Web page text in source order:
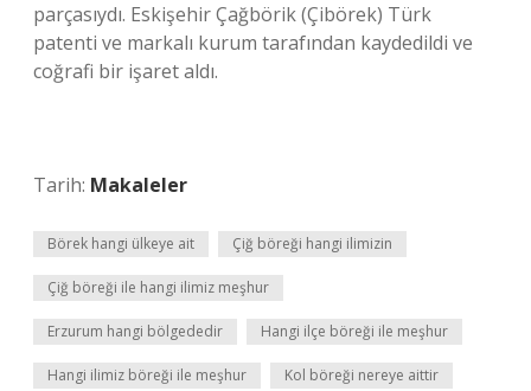
parçasıydı. Eskişehir Çağbörik (Çibörek) Türk
patenti ve markalı kurum tarafından kaydedildi ve
coğrafi bir işaret aldı.
Tarih: Makaleler
Börek hangi ülkeye ait Çiğ böreği hangi ilimizin
Çiğ böreği ile hangi ilimiz meşhur
Erzurum hangi bölgededir Hangi ilçe böreği ile meşhur
Hangi ilimiz böreği ile meşhur Kol böreği nereye aittir